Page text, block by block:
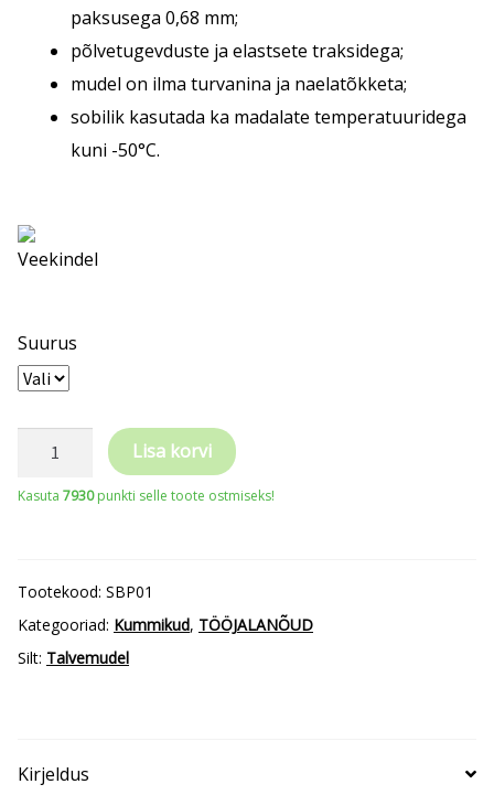
paksusega 0,68 mm;
põlvetugevduste ja elastsete traksidega;
mudel on ilma turvanina ja naelatõkketa;
sobilik kasutada ka madalate temperatuuridega
kuni -50°C.
Veekindel
Suurus
KALURIPÜKSIDLisa korvi
Kasuta 7930punkti selle toote ostmiseks!
Tootekood: SBP01
Kategooriad: Kummikud, TÖÖJALANÕUD
Silt: Talvemudel
Kirjeldus